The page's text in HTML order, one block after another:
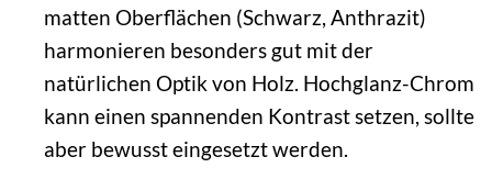
matten Oberflächen (Schwarz, Anthrazit)
harmonieren besonders gut mit der
natürlichen Optik von Holz. Hochglanz-Chrom
kann einen spannenden Kontrast setzen, sollte
aber bewusst eingesetzt werden.